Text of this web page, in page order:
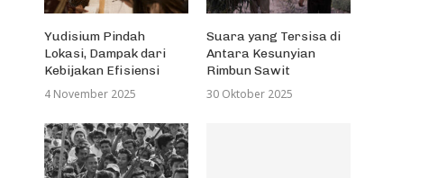
Yudisium Pindah
Lokasi, Dampak dari
Kebijakan Efisiensi
4 November 2025
Suara yang Tersisa di
Antara Kesunyian
Rimbun Sawit
30 Oktober 2025